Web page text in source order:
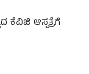
ಕೆವಿಜಿ ಆಸ್ಪತ್ರೆಗೆ